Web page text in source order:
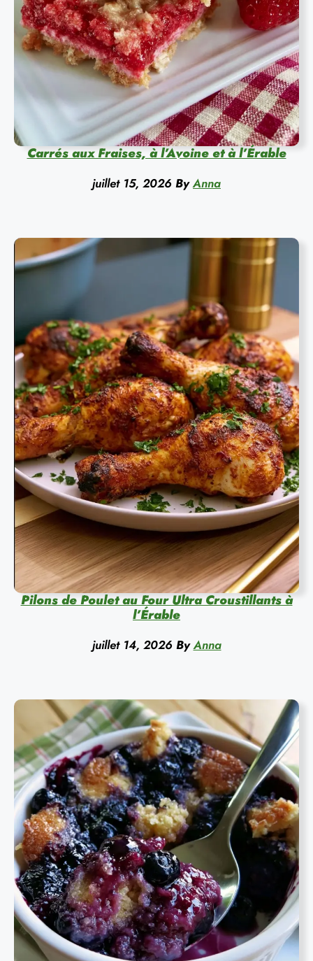
Carrés aux Fraises, à l’Avoine et à l’Érable
juillet 15, 2026 By Anna
Pilons de Poulet au Four Ultra Croustillants à
l’Érable
juillet 14, 2026 By Anna